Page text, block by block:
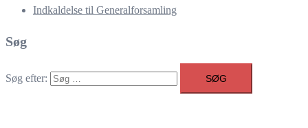
Indkaldelse til Generalforsamling
Søg
Søg efter: